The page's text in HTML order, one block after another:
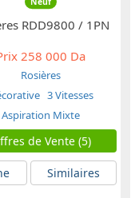
RDD9800 / 1PN
258 000 Da
Rosières
3 Vitesses
Aspiration Mixte
de Vente (5)
Similaires